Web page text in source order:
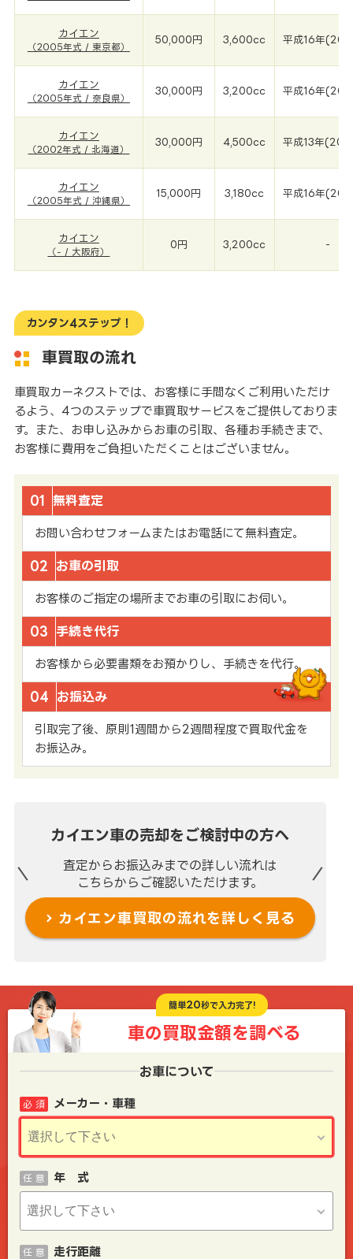
カイエン
（2005年式 / 東京都）
50,000円 3,600cc 平成16年
カイエン
（2005年式 / 奈良県）
30,000円 3,200cc 平成16年
カイエン
（2002年式 / 北海道）
30,000円 4,500cc 平成13年
カイエン
（2005年式 / 沖縄県）
15,000円 3,180cc 平成16年
カイエン
（- / 大阪府）
0円 3,200cc -
カンタン4ステップ！
車買取の流れ
車買取カーネクストでは、お客様に手間なくご利用いただけ
るよう、4つのステップで車買取サービスをご提供しておりま
す。また、お申し込みからお車の引取、各種お手続きまで、
お客様に費用をご負担いただくことはございません。
01 無料査定
お問い合わせフォームまたはお電話にて無料査定。
02 お車の引取
お客様のご指定の場所までお車の引取にお伺い。
03 手続き代行
お客様から必要書類をお預かりし、手続きを代行。
04 お振込み
引取完了後、原則1週間から2週間程度で買取代金を
お振込み。
カイエン車の売却を ご検討中の方へ
査定からお振込みまでの詳しい流れは
こちらからご確認いただけます。
カイエン車買取の流れを詳しく見る
簡単20秒で入力完了!
車の買取金額を調べる
お車について
メーカー・車種
必 須
年 式
任 意
走行距離
任 意